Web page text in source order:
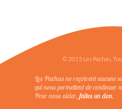
© 2015 Les Pachas.
Les Pachas ne reçoivent aucune
qui nous permettent de continuer
Pour nous aider, faites un don.